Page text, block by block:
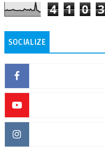
4 1 0 3
SOCIALIZE